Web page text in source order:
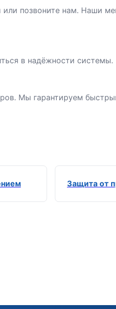
или позвоните нам. Наши
в надёжности системы.
Мы гарантируем
Защита от